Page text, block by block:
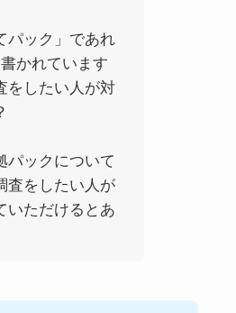
パック」であれ
かれています
をしたい人が対
パックについて
査をしたい人が
いただけるとあ